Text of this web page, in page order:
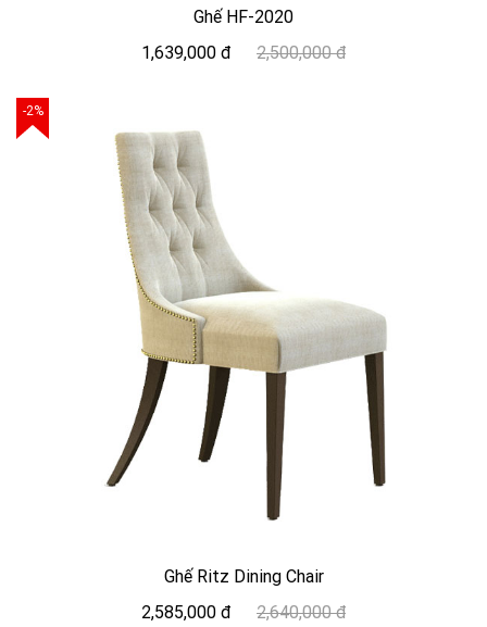
Ghế HF-2020
1,639,000 đ
2,500,000 đ
-2%
Ghế Ritz Dining Chair
2,585,000 đ
2,640,000 đ